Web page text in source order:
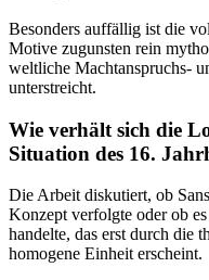
Besonders auffällig ist die
Motive zugunsten rein
weltliche Machtanspruchs-
unterstreicht.
Wie verhält sich die
Situation des 16.
Die Arbeit diskutiert, ob
Konzept verfolgte oder ob
handelte, das erst durch die
homogene Einheit erscheint.